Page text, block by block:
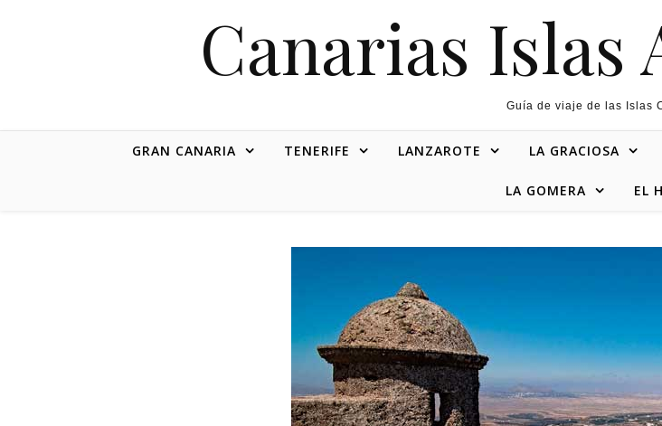
Canarias Islas
Guía de viaje de las Islas
GRAN CANARIA TENERIFE LANZAROTE LA GRACIOSA
LA GOMERA EL